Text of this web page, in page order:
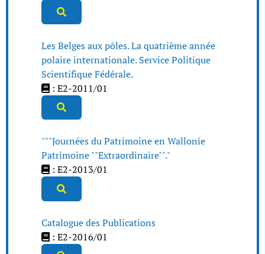
Les Belges aux pôles. La quatrième année
polaire internationale. Service Politique
Scientifique Fédérale.
: E2-2011/01
"""Journées du Patrimoine en Wallonie
Patrimoine ""Extraordinaire""."
: E2-2013/01
Catalogue des Publications
: E2-2016/01